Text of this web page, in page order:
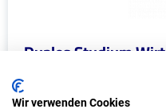
Duales Studium
(B.Sc.) am
Software GmbH
Wir verwenden Cookies